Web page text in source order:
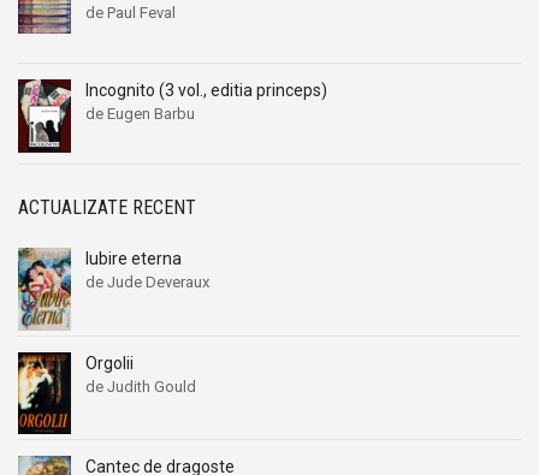
de Paul Feval
Incognito (3 vol., editia princeps)
de Eugen Barbu
ACTUALIZATE RECENT
Iubire eterna
de Jude Deveraux
Orgolii
de Judith Gould
Cantec de dragoste